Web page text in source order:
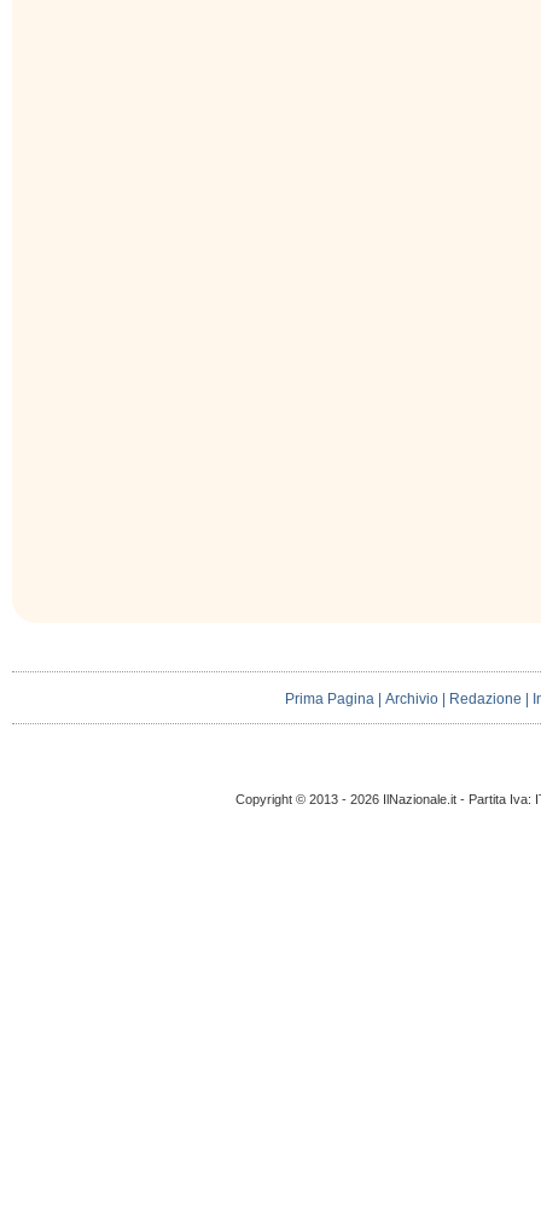
Prima Pagina |Archivio | Redazione |
Copyright © 2013 - 2026 IlNazionale.it - Partita Iva: